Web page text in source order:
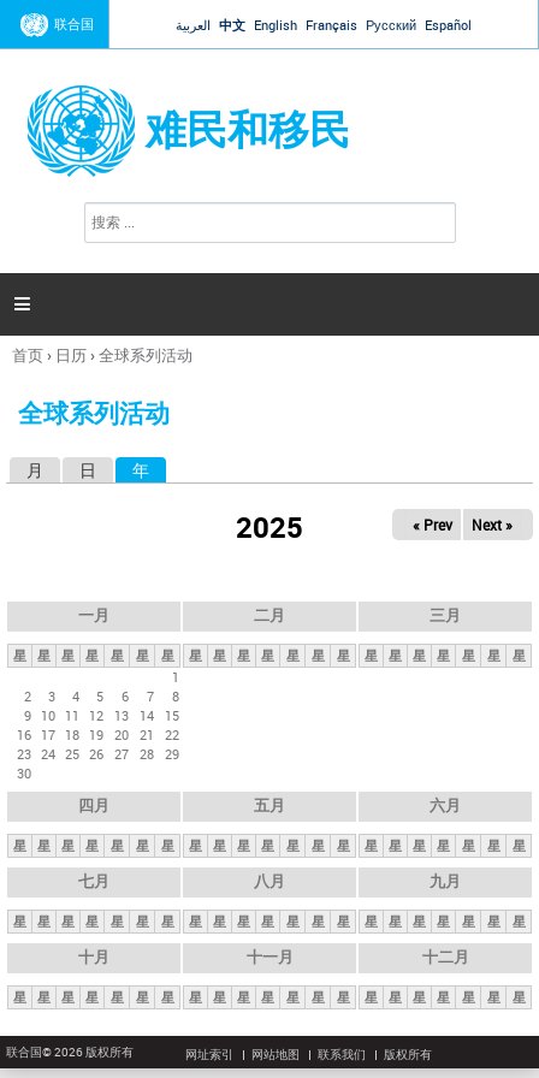
Jump to navigation
联合国 العربية 中文 English Français Русский Español
难民和移民
搜
索

你
这
首页› 日历›全球系列活动
全球系列活动
月 日 年
2025 « Prev Next »
一月
星 星 星 星 星 星
星
1
2
3 4 5 6 7
8
9 10 11 12 13 14
15
16 17 18 19 20 21
22
23 24 25 26 27 28 29
30
二月
星 星 星 星 星 星 星
三月
星 星 星 星 星 星 星
四月
星 星 星 星 星 星 星
五月
星 星 星 星 星 星 星
六月
星 星 星 星 星 星 星
七月
星 星 星 星 星 星 星
八月
星 星 星 星 星 星 星
九月
星 星 星 星 星 星 星
十月
星 星 星 星 星 星 星
十一月
星 星 星 星 星 星 星
十二月
星 星 星 星 星 星 星
联合国© 2026 版权所有 网址索引 网站地图 联系我们 版权所有